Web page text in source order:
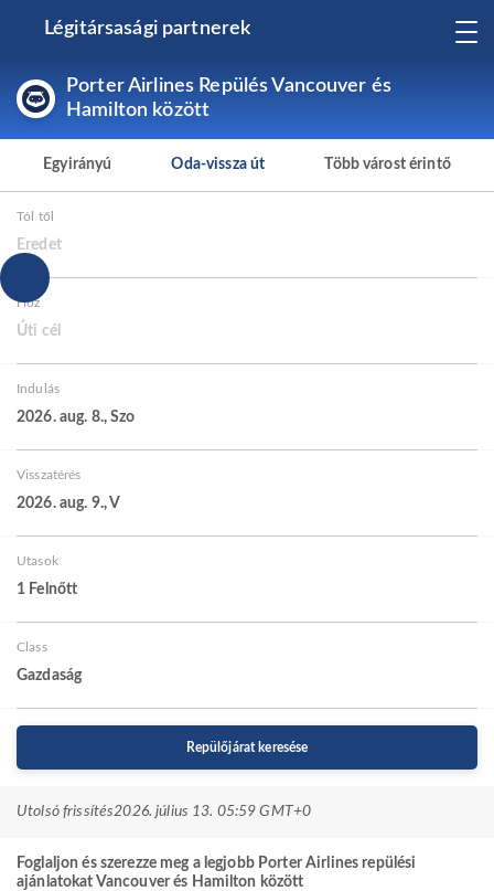
Légitársasági partnerek
Porter Airlines Repülés Vancouver és
Hamilton között
Egyirányú Oda-vissza út Több várost érintő
Tól től
Eredet
Hoz
Úti cél
Indulás
2026. aug. 8., Szo
Visszatérés
2026. aug. 9., V
Utasok
1 Felnőtt
Class
Gazdaság
Repülőjárat keresése
Utolsó frissítés2026. július 13. 05:59 GMT+0
Foglaljon és szerezze meg a legjobb Porter Airlines repülési
ajánlatokat Vancouver és Hamilton között